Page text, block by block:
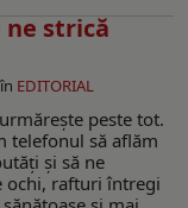
strică
EDITORIAL
peste tot.
telefonul să aflăm
și să ne
ochi, rafturi întregi